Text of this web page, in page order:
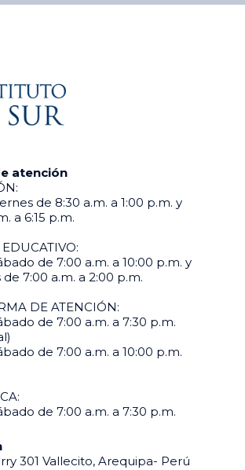
atención
de 8:30 a.m. a 1:00 p.m. y
a 6:15 p.m.
de 7:00 a.m. a 10:00 p.m. y
7:00 a.m. a 2:00 p.m.
DE ATENCIÓN:
de 7:00 a.m. a 7:30 p.m.
de 7:00 a.m. a 10:00 p.m.
de 7:00 a.m. a 7:30 p.m.
301 Vallecito, Arequipa- Perú